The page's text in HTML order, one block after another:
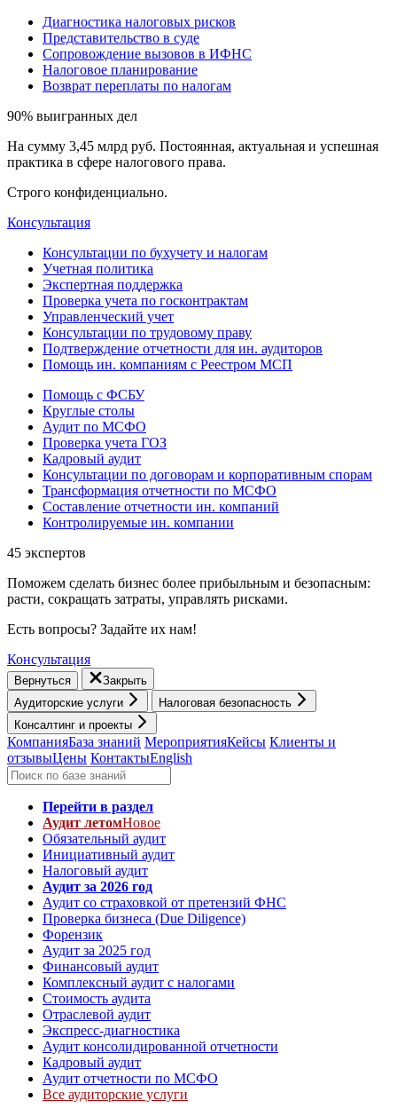
Диагностика налоговых рисков
Представительство в суде
Сопровождение вызовов в ИФНС
Налоговое планирование
Возврат переплаты по налогам
90% выигранных дел
На сумму 3,45 млрд руб. Постоянная, актуальная и успешная
практика в сфере налогового права.
Строго конфиденциально.
Консультация
Консультации по бухучету и налогам
Учетная политика
Экспертная поддержка
Проверка учета по госконтрактам
Управленческий учет
Консультации по трудовому праву
Подтверждение отчетности для ин. аудиторов
Помощь ин. компаниям с Реестром МСП
Помощь с ФСБУ
Круглые столы
Аудит по МСФО
Проверка учета ГОЗ
Кадровый аудит
Консультации по договорам и корпоративным спорам
Трансформация отчетности по МСФО
Составление отчетности ин. компаний
Контролируемые ин. компании
45 экспертов
Поможем сделать бизнес более прибыльным и безопасным:
расти, cокращать затраты, управлять рисками.
Есть вопросы? Задайте их нам!
Консультация
Вернуться
Закрыть
Аудиторские услуги
Налоговая безопасность
Консалтинг и проекты
КомпанияБаза знаний МероприятияКейсы Клиенты и
отзывыЦены КонтактыEnglish
Перейти в раздел
Аудит летомНовое
Обязательный аудит
Инициативный аудит
Налоговый аудит
Аудит за 2026 год
Аудит со страховкой от претензий ФНС
Проверка бизнеса (Due Diligence)
Форензик
Аудит за 2025 год
Финансовый аудит
Комплексный аудит с налогами
Стоимость аудита
Отраслевой аудит
Экспресс-диагностика
Аудит консолидированной отчетности
Кадровый аудит
Аудит отчетности по МСФО
Все аудиторские услуги